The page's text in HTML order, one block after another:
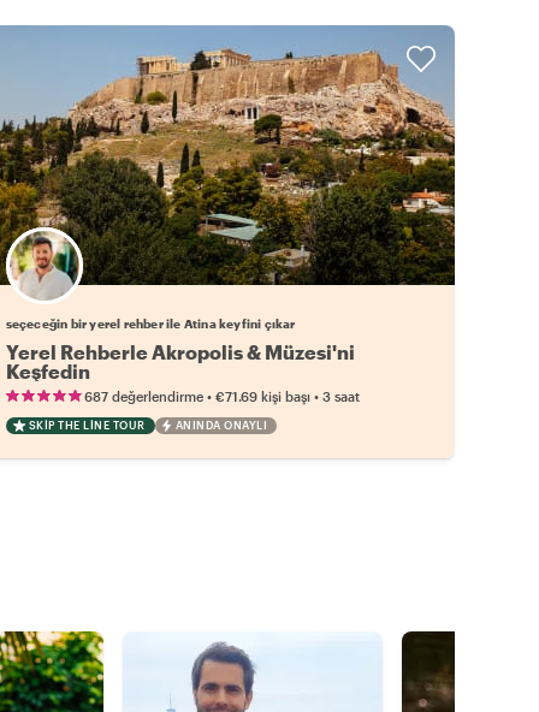
Favori yerel rehberini seç
seçeceğin bir yerel rehber ile Atina keyfini çıkar
Yerel Rehberle Akropolis & Müzesi'ni
Keşfedin
687 değerlendirme• €71.69 kişi başı• 3 saat
SKIP THE LINE TOUR ANINDA ONAYLI